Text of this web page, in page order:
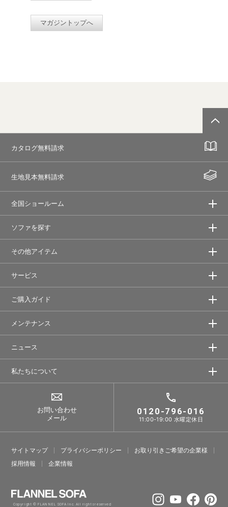
マガジントップへ
カタログ無料請求
生地見本無料請求
全国ショールーム
ソファを探す
その他アイテム
サービス
ご購入ガイド
メンテナンス
ニュース
私たちについて
お問い合わせ
メール
0120-796-016
11:00-19:00 水曜定休日
サイトマップ プライバシーポリシー
お取り引きご希望の企業様
採⽤情報
企業情報
Copyright © FLANNEL SOFA Inc. All rights reserved